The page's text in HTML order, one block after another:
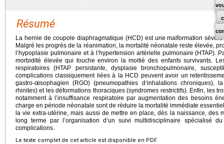
Résumé
La hernie de coupole diaphragmatique (HCD) est une malformation
Malgré les progrès de la réanimation, la mortalité néonatale reste élevée,
l’hypoplasie pulmonaire et à l’hypertension artérielle pulmonaire (HTAP).
morbidité élevée qui touche environ la moitié des enfants survivants.
respiratoires (HTAP persistante, dysplasie bronchopulmonaire,
complications classiquement liées à la HCD peuvent avoir un
gastro-œsophagien (RGO) (pneumopathies d’inhalations chroniques),
rhinites) et les déformations thoraciques (syndromes restrictifs). Enfin, les
notamment à l’insuffisance respiratoire par augmentation des besoins
charge en période néonatale sont de réduire la mortalité immédiate
la vie extra-utérine, mais aussi de mettre en place, dès la naissance, des
long terme par l’organisation d’un suivi multidisciplinaire spécialisé
complications.
Le texte complet de cet article est disponible en PDF.